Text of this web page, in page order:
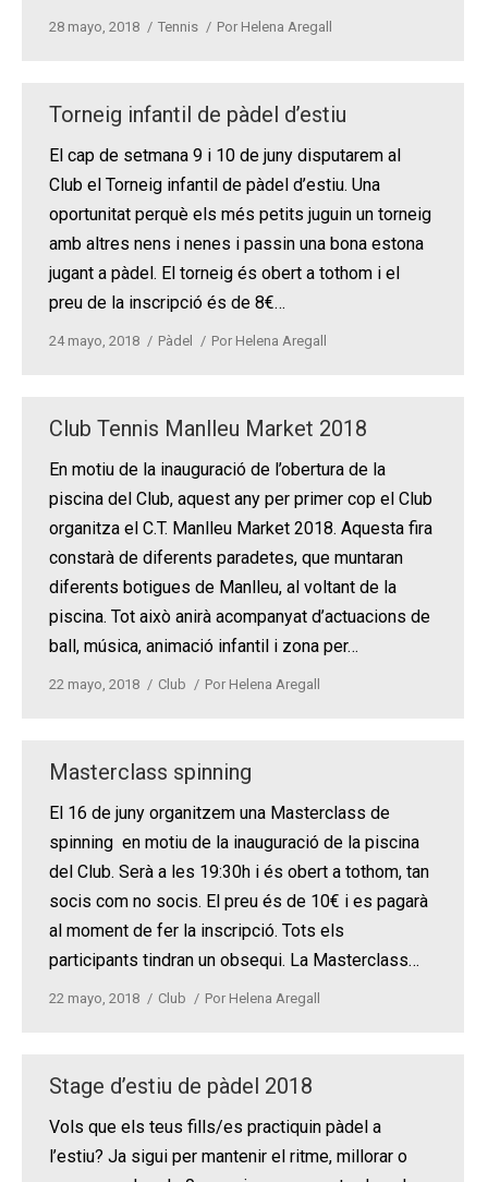
28 mayo, 2018 Tennis Por Helena Aregall
Torneig infantil de pàdel d’estiu
El cap de setmana 9 i 10 de juny disputarem al
Club el Torneig infantil de pàdel d’estiu. Una
oportunitat perquè els més petits juguin un torneig
amb altres nens i nenes i passin una bona estona
jugant a pàdel. El torneig és obert a tothom i el
preu de la inscripció és de 8€…
24 mayo, 2018 Pàdel Por Helena Aregall
Club Tennis Manlleu Market 2018
En motiu de la inauguració de l’obertura de la
piscina del Club, aquest any per primer cop el Club
organitza el C.T. Manlleu Market 2018. Aquesta fira
constarà de diferents paradetes, que muntaran
diferents botigues de Manlleu, al voltant de la
piscina. Tot això anirà acompanyat d’actuacions de
ball, música, animació infantil i zona per…
22 mayo, 2018 Club Por Helena Aregall
Masterclass spinning
El 16 de juny organitzem una Masterclass de
spinning en motiu de la inauguració de la piscina
del Club. Serà a les 19:30h i és obert a tothom, tan
socis com no socis. El preu és de 10€ i es pagarà
al moment de fer la inscripció. Tots els
participants tindran un obsequi. La Masterclass…
22 mayo, 2018 Club Por Helena Aregall
Stage d’estiu de pàdel 2018
Vols que els teus fills/es practiquin pàdel a
l’estiu? Ja sigui per mantenir el ritme, millorar o